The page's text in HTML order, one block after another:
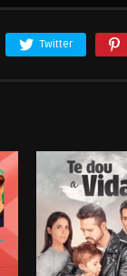
Twitter